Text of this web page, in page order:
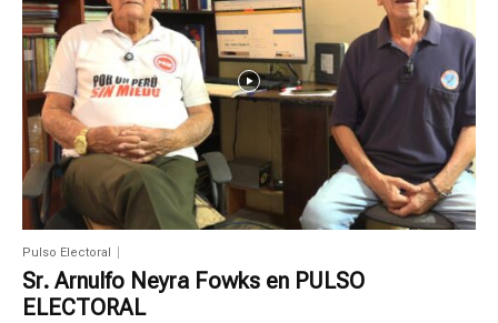
Pulso Electoral
Sr. Arnulfo Neyra Fowks en PULSO
ELECTORAL